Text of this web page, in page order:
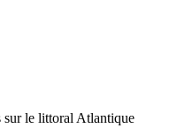
sur le littoral Atlantique